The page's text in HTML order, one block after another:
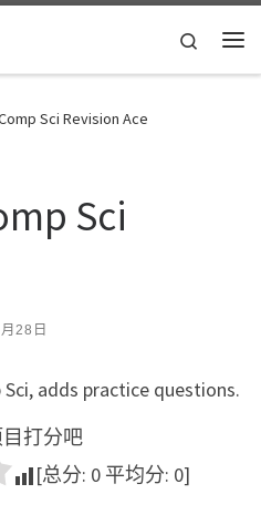
Search
Sci Revision Ace
Sci
28日
Sci, adds practice questions.
打分吧
[总分: 0 平均分: 0]